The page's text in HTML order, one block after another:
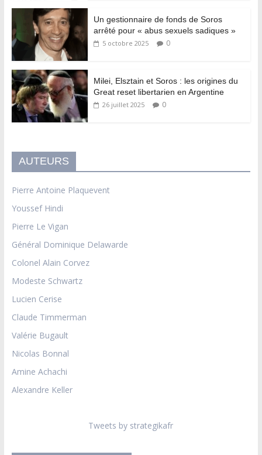
Un gestionnaire de fonds de Soros
arrêté pour « abus sexuels sadiques »
5 octobre 2025 0
Milei, Elsztain et Soros : les origines du
Great reset libertarien en Argentine
26 juillet 2025 0
AUTEURS
Pierre Antoine Plaquevent
Youssef Hindi
Pierre Le Vigan
Général Dominique Delawarde
Colonel Alain Corvez
Modeste Schwartz
Lucien Cerise
Claude Timmerman
Valérie Bugault
Nicolas Bonnal
Amine Achachi
Alexandre Keller
Tweets by strategikafr